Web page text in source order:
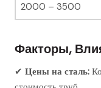
2000 – 3500
Факторы,
✔ Цены на сталь: